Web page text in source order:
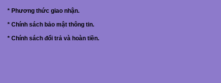
* Phương thức giao nhận.
* Chính sách bảo mật thông tin.
* Chính sách đổi trả và hoàn tiền.